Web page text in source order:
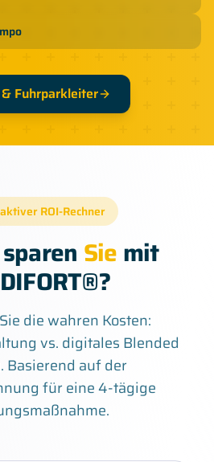
Fuhrparkleiter
ROI-Rechner
Siemit
die wahren Kosten:
vs. digitales Blended
Basierend auf der
für eine 4-tägige